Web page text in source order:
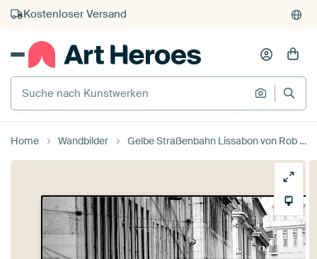
Kauf auf Rechnung
Individueller Druck auf Bestellung
Suche nach Kunstwerken
Suche
Home Wandbilder Gelbe Straßenbahn Lissabon von Rob van Esch